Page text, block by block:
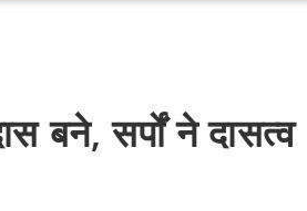
बने, सर्पों ने दासत्व